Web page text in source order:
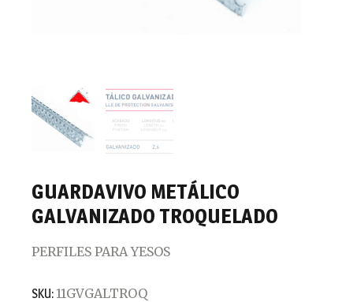
GUARDAVIVO METÁLICO
GALVANIZADO TROQUELADO
PERFILES PARA YESOS
SKU:11GVGALTROQ